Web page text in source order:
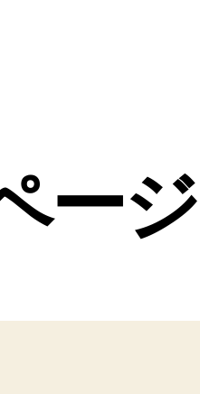
ージ